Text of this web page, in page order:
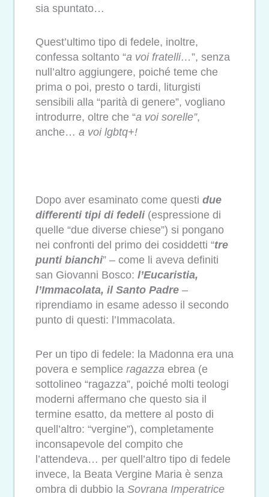
sia spuntato…
Quest’ultimo tipo di fedele, inoltre,
confessa soltanto “a voi fratelli…”, senza
null’altro aggiungere, poiché teme che
prima o poi, presto o tardi, liturgisti
sensibili alla “parità di genere”, vogliano
introdurre, oltre che “a voi sorelle”,
anche… a voi lgbtq+!
Dopo aver esaminato come questi due
differenti tipi di fedeli(espressione di
quelle “due diverse chiese”) si pongano
nei confronti del primo dei cosiddetti “tre
punti bianchi” – come li aveva definiti
san Giovanni Bosco: l’Eucaristia,
l’Immacolata, il Santo Padre –
riprendiamo in esame adesso il secondo
punto di questi: l’Immacolata.
Per un tipo di fedele: la Madonna era una
povera e semplice ragazza ebrea (e
sottolineo “ragazza”, poiché molti teologi
moderni affermano che questo sia il
termine esatto, da mettere al posto di
quell’altro: “vergine”), completamente
inconsapevole del compito che
l’attendeva… per quell’altro tipo di fedele
invece, la Beata Vergine Maria è senza
ombra di dubbio la Sovrana Imperatrice